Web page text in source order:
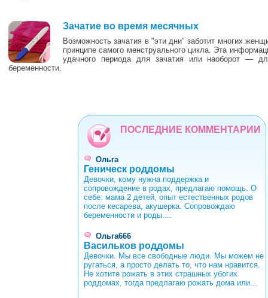
Зачатие во время месячных
Возможность зачатия в "эти дни" заботит многих
принципе самого менструального цикла. Эта
удачного периода для зачатия или наоборот —
беременности.
ПОСЛЕДНИЕ КОММЕНТАРИИ
Ольга
Геническ роддомы
Девочки, кому нужна поддержка и
сопровождение в родах, предлагаю помощь. О
себе: мама 2 детей, опыт естественных родов
после кесарева, акушерка. Сопровождаю
беременности и роды....
Ольга666
Васильков роддомы
Девочки. Мы все свободные люди. Мы можем не
ругаться, а просто делать то, что нам нравится.
Не хотите рожать в этих страшных убогих
роддомах, тогда предлагаю рожать дома или...